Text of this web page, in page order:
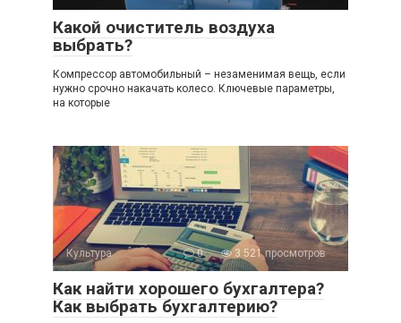
Какой очиститель воздуха
выбрать?
Компрессор автомобильный – незаменимая вещь, если
нужно срочно накачать колесо. Ключевые параметры,
на которые
Культура 0 3 521 просмотров
Как найти хорошего бухгалтера?
Как выбрать бухгалтерию?